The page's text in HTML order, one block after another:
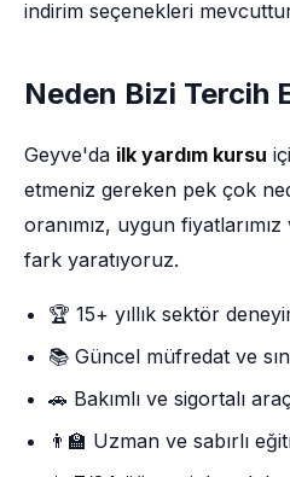
indirim seçenekleri
Neden Bizi Tercih
Geyve'da ilk yardım kursu
etmeniz gereken pek çok
oranımız, uygun
fark yaratıyoruz.
🏆 15+ yıllık sektör
📚 Güncel müfredat ve
🚗 Bakımlı ve sigortalı
👨‍🏫 Uzman ve sabırlı